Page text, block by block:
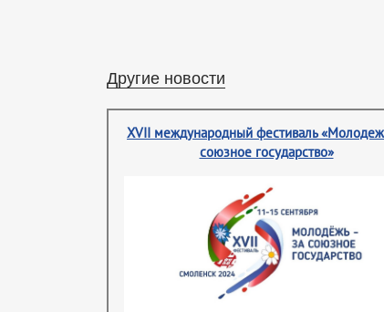
Другие новости
XVII международный фестиваль
союзное государство»